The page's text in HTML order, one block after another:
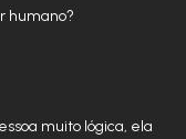
humano?
muito lógica, ela